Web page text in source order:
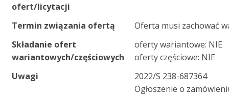
ofert/licytacji
Termin związania ofertą
Oferta musi zachować
Składanie ofert
wariantowych/częściowych
oferty wariantowe: NIE
oferty częściowe: NIE
Uwagi
2022/S 238-687364
Ogłoszenie o